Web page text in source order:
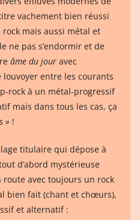
vachement bien réussi
mais aussi métal et
ne pas s’endormir et de
âme du jour avec
entre les courants
rock à un métal-progressif
mais dans tous les cas, ça
» !
titulaire qui dépose à
d’abord mystérieuse
avec toujours un rock
bien fait (chant et chœurs),
et alternatif :